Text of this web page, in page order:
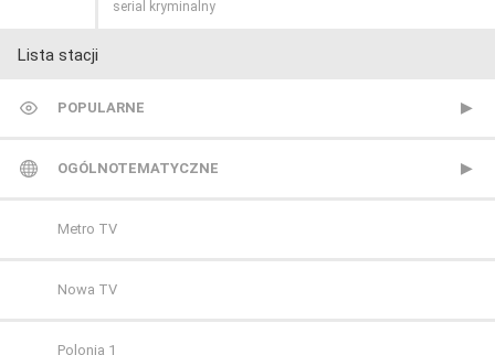
serial kryminalny
Lista stacji
POPULARNE
TVP 1
TVP 2
Polsat
TVN
OGÓLNOTEMATYCZNE
Metro TV
Nowa TV
Polonia 1